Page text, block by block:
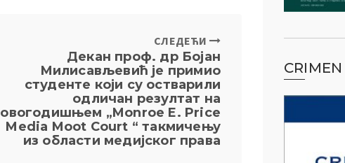
СЛЕДЕЋИ
Декан проф. др Бојан
Милисављевић је примио
студенте који су остварили
одличан резултат на
овогодишњем „Monroe E. Price
Media Moot Court “ такмичењу
из области медијског права
CRIMEN